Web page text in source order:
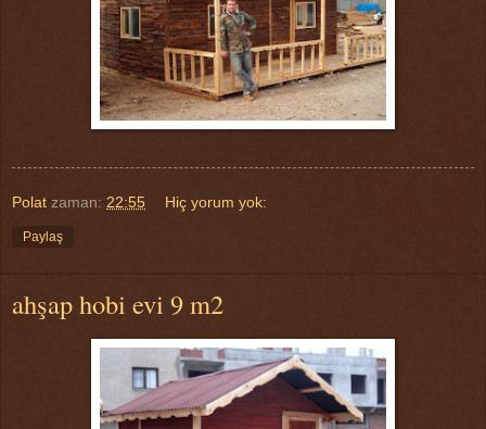
Polat zaman: 22:55 Hiç yorum yok:
Paylaş
ahşap hobi evi 9 m2